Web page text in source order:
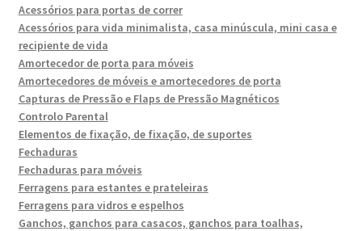
Acessórios para portas de correr
Acessórios para vida minimalista, casa minúscula, mini casa e
recipiente de vida
Amortecedor de porta para móveis
Amortecedores de móveis e amortecedores de porta
Capturas de Pressão e Flaps de Pressão Magnéticos
Controlo Parental
Elementos de fixação, de fixação, de suportes
Fechaduras
Fechaduras para móveis
Ferragens para estantes e prateleiras
Ferragens para vidros e espelhos
Ganchos, ganchos para casacos, ganchos para toalhas,